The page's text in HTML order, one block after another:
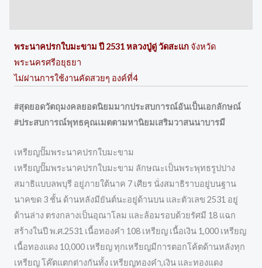
พระนาคปรกใบมะขาม ปี 2531 หลวงปู่ดู่ วัดสะแก จังหวัด
พระนครศรีอยุธยา
ไม่ผ่านการใช้งานคัดสวยๆ องค์ที่4
#สุดยอดวัตถุมงคลยอดนิยมมากประสบการณ์อันเป็นเอกลักษณ์
#ประสบการณ์พุทธคุณเมตตามหานิยมเสริมวาสนนาบารมี
เหรียญปั๊มพระนาคปรกใบมะขาม
เหรียญปั๊มพระนาคปรกใบมะขาม ลักษณะเป็นพระพุทธรูปปาง
สมาธิแบบลพบุรี อยู่ภายใต้นาค 7 เศียร นั่งสมาธิราบอยู่บนฐาน
นาคขด 3 ชั้น ด้านหลังมียันต์นะอยู่ด้านบน และตัวเลข 2531 อยู่
ด้านล่าง ตรงกลางเป็นอุณาโลม และล้อมรอบด้วยรัศมี 18 แฉก
สร้างในปี พ.ศ.2531 เนื้อทองคำ 108 เหรียญ เนื้อเงิน 1,000 เหรียญ
เนื้อทองแดง 10,000 เหรียญ ทุกเหรียญมีการตอกโค้ตด้านหลังทุก
เหรียญ โค๊ตแตกต่างกันทั้ง เหรียญทองคำ,เงิน และทองแดง